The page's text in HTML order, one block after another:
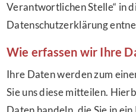
Verantwortlichen Stelle“ in
Datenschutzerklärung
Wie erfassen wir Ihre
Ihre Daten werden zum
Sie uns diese mitteilen.